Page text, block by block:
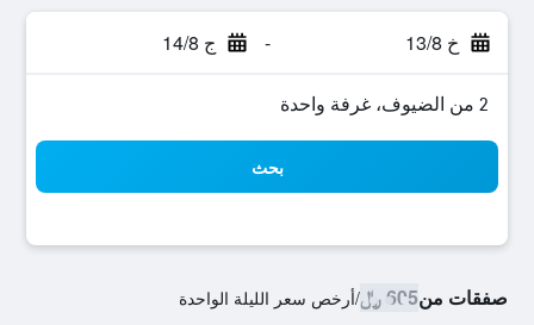
خ 13/8 - ج 14/8
2 من الضيوف، غرفة واحدة
بحث
صفقات من605 ﷼ /أرخص سعر الليلة الواحدة